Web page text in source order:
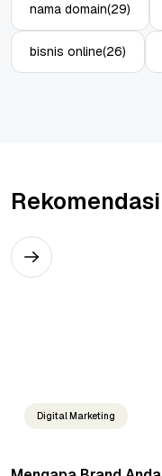
nama domain(29)
bisnis online(26)
Digital Marketing